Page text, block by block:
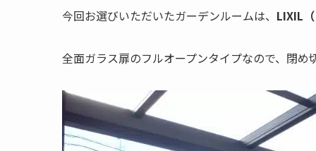
今回お選びいただいたガーデンルームは、 LIXIL
全面ガラス扉のフルオープンタイプなので、閉